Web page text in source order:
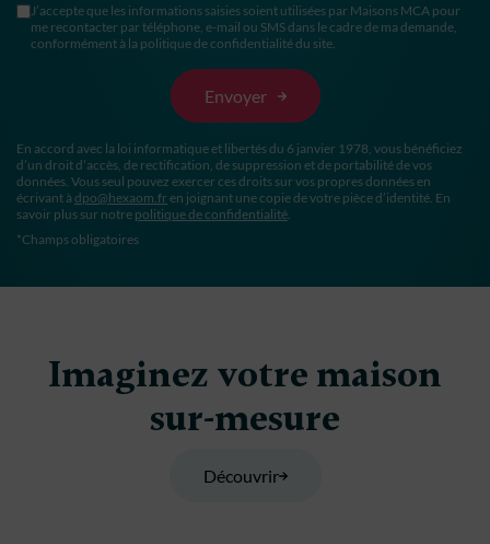
J’accepte que les informations saisies soient utilisées par Maisons MCA pour
me recontacter par téléphone, e-mail ou SMS dans le cadre de ma demande,
conformément à la politique de confidentialité du site.
En accord avec la loi informatique et libertés du 6 janvier 1978, vous bénéficiez
d’un droit d’accès, de rectification, de suppression et de portabilité de vos
données. Vous seul pouvez exercer ces droits sur vos propres données en
écrivant à dpo@hexaom.fr en joignant une copie de votre pièce d’identité. En
savoir plus sur notre politique de confidentialité.
*Champs obligatoires
Imaginez votre maison
sur-mesure
Découvrir